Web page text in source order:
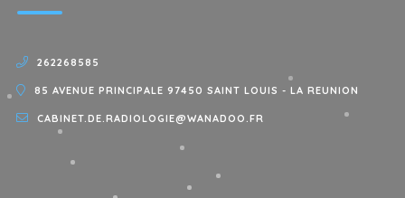
262268585
85 AVENUE PRINCIPALE 97450 SAINT LOUIS - LA REUNION
CABINET.DE.RADIOLOGIE@WANADOO.FR